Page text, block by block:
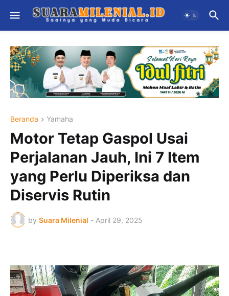
Beranda Yamaha
Motor Tetap Gaspol Usai
Perjalanan Jauh, Ini 7 Item
yang Perlu Diperiksa dan
Diservis Rutin
by Suara Milenial - April 29, 2025